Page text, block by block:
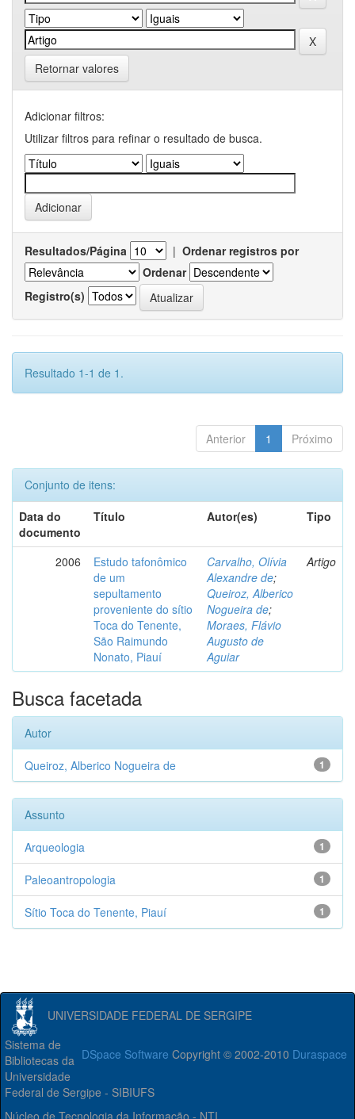
Retornar valores
Adicionar filtros:
Utilizar filtros para refinar o resultado de busca.
Resultados/Página | Ordenar registros por
Ordenar
Registro(s)
Resultado 1-1 de 1.
Anterior 1 Próximo
Conjunto de itens:
Data do
documento
Título Autor(es) Tipo
2006
Estudo tafonômico
de um
sepultamento
proveniente do sítio
Toca do Tenente,
São Raimundo
Nonato, Piauí
Carvalho, Olívia
Alexandre de;
Queiroz, Alberico
Nogueira de;
Moraes, Flávio
Augusto de
Aguiar
Artigo
Busca facetada
Autor
1
Queiroz, Alberico Nogueira de
Assunto
1
Arqueologia
1
Paleoantropologia
1
Sítio Toca do Tenente, Piauí
UNIVERSIDADE FEDERAL DE SERGIPE
DSpace Software Copyright © 2002-2010 Duraspace
Sistema de
Bibliotecas da
Universidade
Federal de Sergipe - SIBIUFS
Núcleo de Tecnologia da Informação - NTI